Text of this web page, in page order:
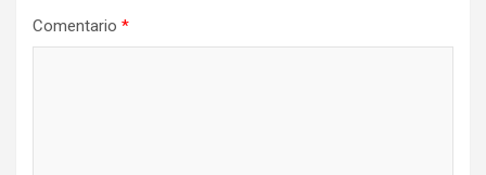
Comentario *